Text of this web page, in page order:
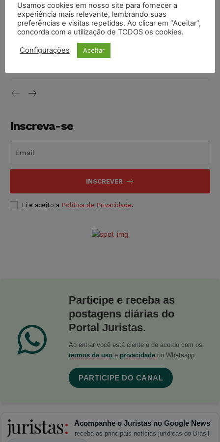
níveis
DIREITO TRIBUTÁRIO 07/08/2026
Justiça do Trabalho mantém justa causa de empregado que
vendia canetas emagrecedoras no local de trabalho
Inscreva-se
INSCREVER
Li e aceito a Política de Privacidade.
Participe e receba as
postagens diárias do
Portal Juristas.
Ao entrar você está ciente e de acordo com os
termos de uso e privacidade do Whatsapp.
PARTICIPE DO CANAL
Acompanhe o Juristas no Google News
receba as principais notícias jurídicas do Brasil
Usamos cookies em nosso site para fornecer a
experiência mais relevante, lembrando suas
preferências e visitas repetidas. Ao clicar em “Aceitar”,
concorda com a utilização de TODOS os cookies.
Configurações Aceitar